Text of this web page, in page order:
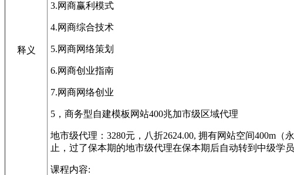
释义
3.网商赢利模式
4.网商综合技术
5.网商网络策划
6.网商创业指南
7.网商网络创业
5，商务型自建模板网站400兆加市级区域代理
地市级代理：3280元，八折2624.00, 拥有网站空间400m
止，过了保本期的地市级代理在保本期后自动转到中级学
课程内容: